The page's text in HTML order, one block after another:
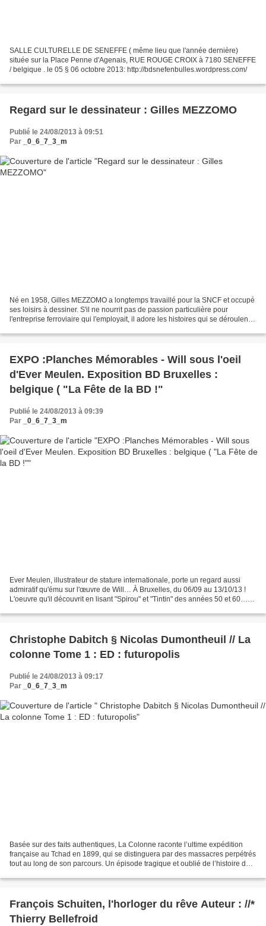
SALLE CULTURELLE DE SENEFFE ( même lieu que l'année dernière)
située sur la Place Penne d'Agenais, RUE ROUGE CROIX à 7180 SENEFFE
/ belgique . le 05 § 06 octobre 2013: http://bdsnefenbulles.wordpress.com/
Regard sur le dessinateur : Gilles MEZZOMO
Publié le 24/08/2013 à 09:51
Par
_0_6_7_3_m
Né en 1958, Gilles MEZZOMO a longtemps travaillé pour la SNCF et occupé
ses loisirs à dessiner. S'il ne nourrit pas de passion particulière pour
l'entreprise ferroviaire qui l'employait, il adore les histoires qui se déroulent
EXPO :Planches Mémorables - Will sous l'oeil
d'Ever Meulen. Exposition BD Bruxelles :
belgique ( "La Fête de la BD !"
Publié le 24/08/2013 à 09:39
Par
_0_6_7_3_m
Ever Meulen, illustrateur de stature internationale, porte un regard aussi
admiratif qu'ému sur l'œuvre de Will… À Bruxelles, du 06/09 au 13/10/13 !
L'oeuvre qu'il découvrit en lisant "Spirou" et "Tintin" des années 50 et 60…
Christophe Dabitch § Nicolas Dumontheuil // La
colonne Tome 1 : ED : futuropolis
Publié le 24/08/2013 à 09:17
Par
_0_6_7_3_m
Basée sur des faits authentiques, La Colonne raconte l’ultime expédition
française au Tchad en 1899, qui se distinguera par des massacres perpétrés
tout au long de son parcours. Un épisode tragique et oublié de l’histoire des
François Schuiten, l'horloger du rêve Auteur : //*
Thierry Bellefroid